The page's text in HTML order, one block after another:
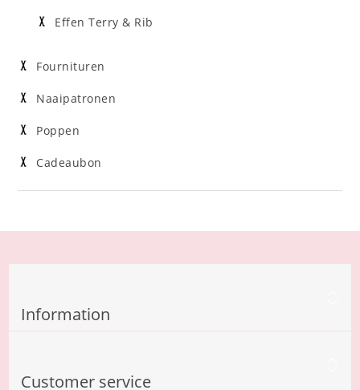
Effen Terry & Rib
Fournituren
Naaipatronen
Poppen
Cadeaubon
Information
Customer service